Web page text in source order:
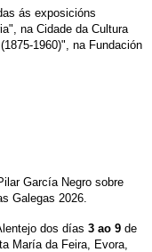
ás exposicións
na Cidade da Cultura
1960)", na Fundación
García Negro sobre
Galegas 2026.
dos días 3 ao 9 de
María da Feira, Evora,